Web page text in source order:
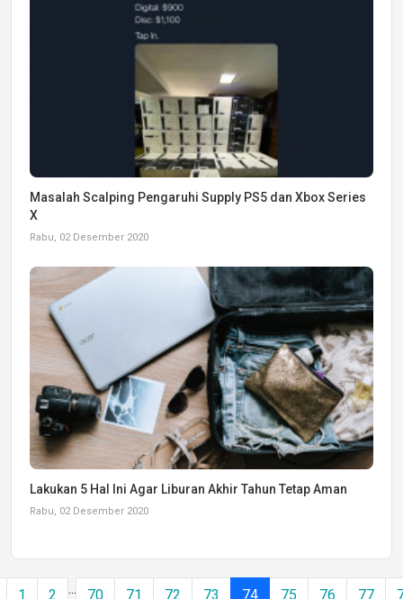
Masalah Scalping Pengaruhi Supply PS5 dan Xbox Series
X
Rabu, 02 Desember 2020
Lakukan 5 Hal Ini Agar Liburan Akhir Tahun Tetap Aman
Rabu, 02 Desember 2020
1 2 ... 70 71 72 73 74 75 76 77